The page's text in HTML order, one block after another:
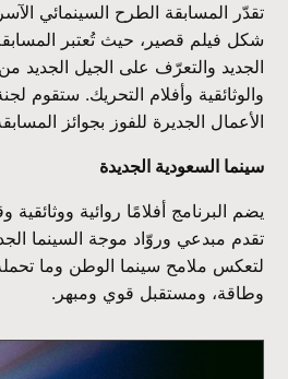
تقدّر المسابقة الطرح السينمائي
شكل فيلم قصير، حيث تُعتبر
الجديد والتعرّف على الجيل الجديد من
والوثائقية وأفلام التحريك. ستقوم
الأعمال الجديرة للفوز بجوائز
سينما السعودية الجديدة
يضم البرنامج أفلامًا روائية
تقدم مبدعي وروّاد موجة السينما
لتعكس ملامح سينما الوطن وما
وطاقة، ومستقبل قوي ومبهر.